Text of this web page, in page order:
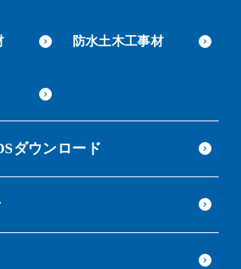
防水土木工事材
ダウンロード